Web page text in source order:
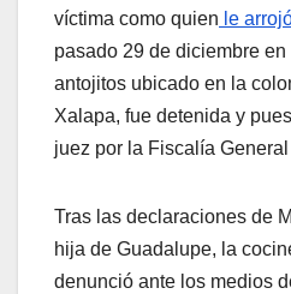
víctima como quien le
pasado 29 de diciembre
antojitos ubicado en la
Xalapa, fue detenida y
juez por la Fiscalía
Tras las declaraciones de
hija de Guadalupe, la
denunció ante los medios